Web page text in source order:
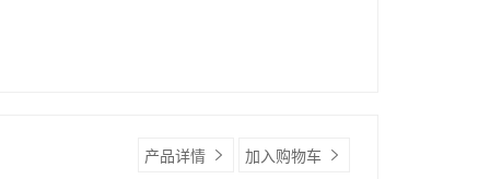
产品详情 加入购物车